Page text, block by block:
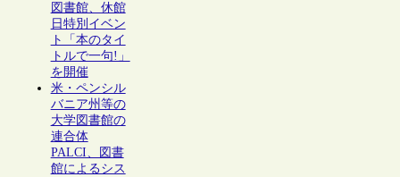
図書館、休館
日特別イベン
ト「本のタイ
トルで一句!」
を開催
米・ペンシル
バニア州等の
大学図書館の
連合体
PALCI、図書
館によるシス